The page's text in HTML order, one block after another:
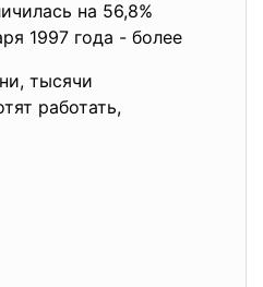
на 56,8%
1997 года - более
тысячи
работать,